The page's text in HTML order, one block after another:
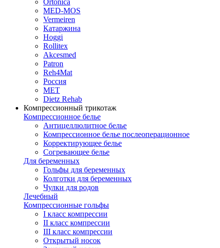
Ortonica
MED-MOS
Vermeiren
Катаржина
Hoggi
Rollitex
Akcesmed
Patron
Reh4Mat
Россия
МЕТ
Dietz Rehab
Компрессионный трикотаж
Компрессионное белье
Антицеллюлитное белье
Компрессионное белье послеоперационное
Корректирующее белье
Согревающее белье
Для беременных
Гольфы для беременных
Колготки для беременных
Чулки для родов
Лечебный
Компрессионные гольфы
I класс компрессии
II класс компрессии
III класс компрессии
Открытый носок